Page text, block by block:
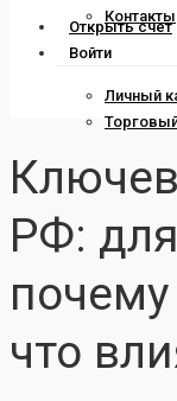
Контакты
Открыть счет
Войти
Личный
РФ:
что